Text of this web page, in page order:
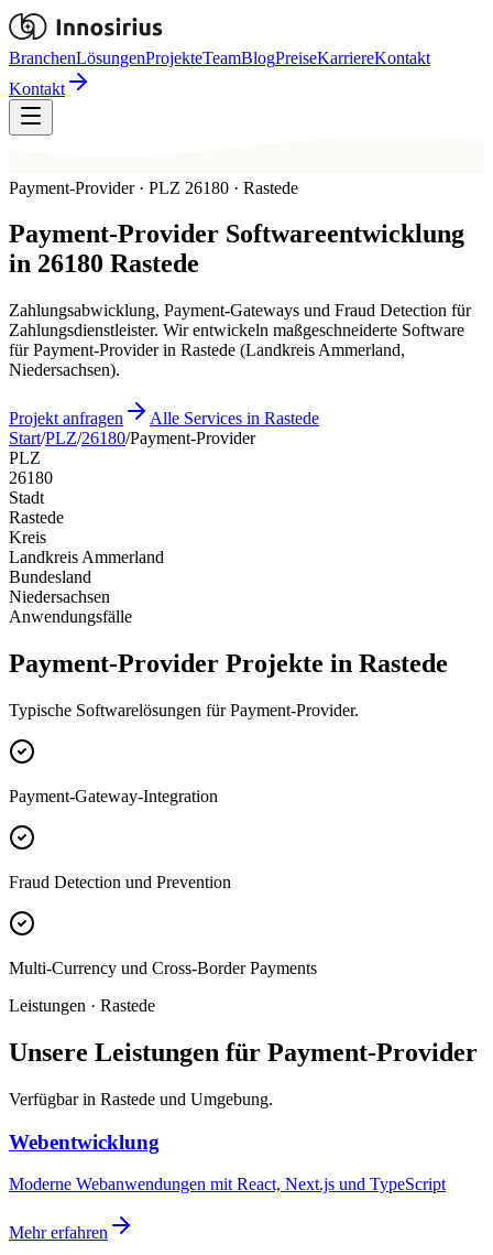
BranchenLösungenProjekteTeamBlogPreiseKarriereKontakt
Kontakt
Payment-Provider · PLZ 26180 · Rastede
Payment-Provider Softwareentwicklung
in 26180 Rastede
Zahlungsabwicklung, Payment-Gateways und Fraud Detection für
Zahlungsdienstleister. Wir entwickeln maßgeschneiderte Software
für Payment-Provider in Rastede (Landkreis Ammerland,
Niedersachsen).
Projekt anfragen
Alle Services in Rastede
Start/PLZ/26180/Payment-Provider
PLZ
26180
Stadt
Rastede
Kreis
Landkreis Ammerland
Bundesland
Niedersachsen
Anwendungsfälle
Payment-Provider Projekte in Rastede
Typische Softwarelösungen für Payment-Provider.
Payment-Gateway-Integration
Fraud Detection und Prevention
Multi-Currency und Cross-Border Payments
Leistungen · Rastede
Unsere Leistungen für Payment-Provider
Verfügbar in Rastede und Umgebung.
Webentwicklung
Moderne Webanwendungen mit React, Next.js und TypeScript
Mehr erfahren